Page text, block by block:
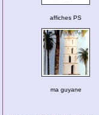
affiches PS
ma guyane